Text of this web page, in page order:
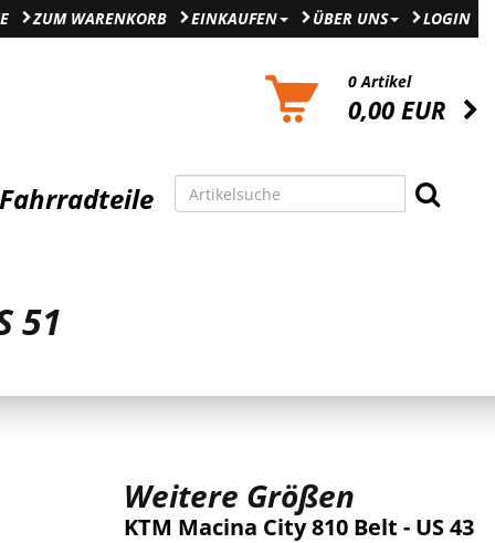
LOGIN
ZUM WARENKORB EINKAUFEN ÜBER UNS
0 Artikel
0,00 EUR
Fahrradteile
51
Weitere Größen
KTM Macina City 810 Belt - US 43